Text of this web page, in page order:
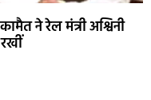
ने रेल मंत्री अश्विनी